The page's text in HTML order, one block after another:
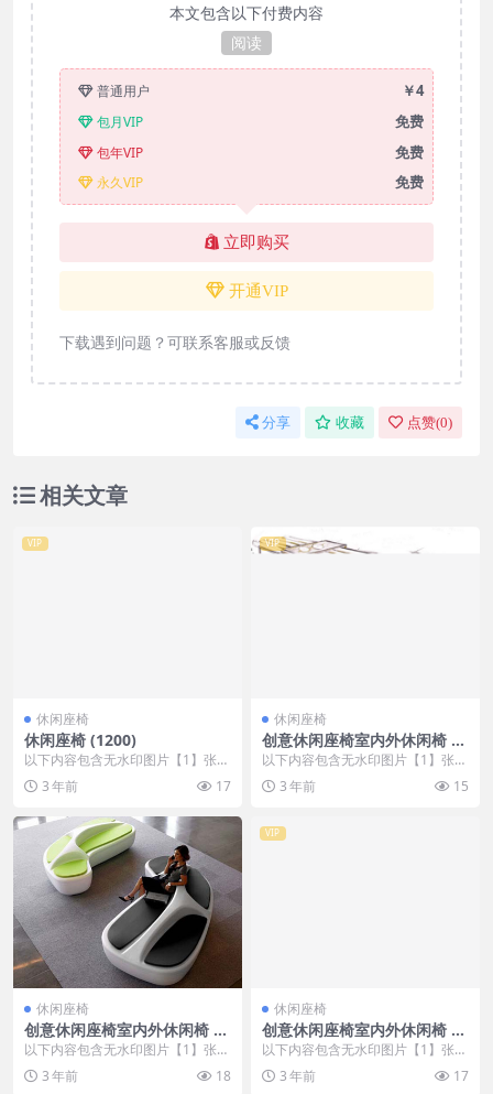
本文包含以下付费内容
阅读
普通用户 ￥4
包月VIP 免费
包年VIP 免费
永久VIP 免费
立即购买
开通VIP
下载遇到问题？可联系客服或反馈
分享 收藏 点赞(0)
相关文章
VIP
休闲座椅
休闲座椅 (1200)
以下内容包含无水印图片【1】张
，开通会员无障碍浏览 开通VIP会
员 3 年前 17
VIP
休闲座椅
创意休闲座椅室内外休闲椅 (4
31)
以下内容包含无水印图片【1】张
，开通会员无障碍浏览 开通VIP会
员 3 年前 15
休闲座椅
创意休闲座椅室内外休闲椅 (2
3)
以下内容包含无水印图片【1】张
，开通会员无障碍浏览 开通VIP会
员 3 年前 18
VIP
休闲座椅
创意休闲座椅室内外休闲椅 (4
89)
以下内容包含无水印图片【1】张
，开通会员无障碍浏览 开通VIP会
员 3 年前 17